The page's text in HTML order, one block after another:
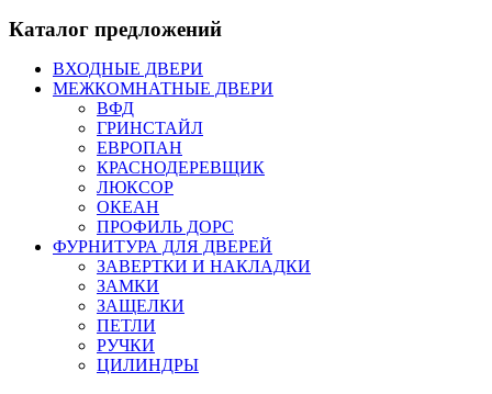
Каталог предложений
ВХОДНЫЕ ДВЕРИ
МЕЖКОМНАТНЫЕ ДВЕРИ
ВФД
ГРИНСТАЙЛ
ЕВРОПАН
КРАСНОДЕРЕВЩИК
ЛЮКСОР
ОКЕАН
ПРОФИЛЬ ДОРС
ФУРНИТУРА ДЛЯ ДВЕРЕЙ
ЗАВЕРТКИ И НАКЛАДКИ
ЗАМКИ
ЗАЩЕЛКИ
ПЕТЛИ
РУЧКИ
ЦИЛИНДРЫ